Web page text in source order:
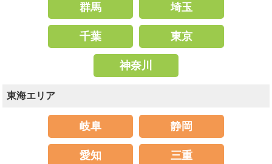
群馬 埼玉
千葉 東京
神奈川
東海エリア
岐阜 静岡
愛知 三重